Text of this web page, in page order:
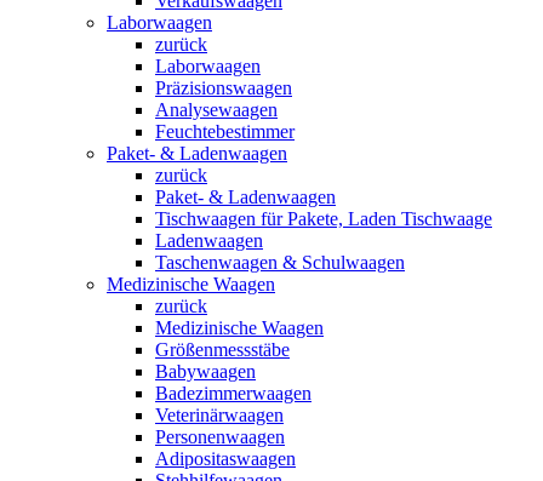
Laborwaagen
zurück
Laborwaagen
Präzisionswaagen
Analysewaagen
Feuchtebestimmer
Paket- & Ladenwaagen
zurück
Paket- & Ladenwaagen
Tischwaagen für Pakete, Laden Tischwaage
Ladenwaagen
Taschenwaagen & Schulwaagen
Medizinische Waagen
zurück
Medizinische Waagen
Größenmessstäbe
Babywaagen
Badezimmerwaagen
Veterinärwaagen
Personenwaagen
Adipositaswaagen